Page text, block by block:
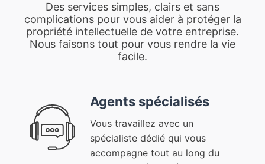
Des services simples, clairs et sans
complications pour vous aider à protéger la
propriété intellectuelle de votre entreprise.
Nous faisons tout pour vous rendre la vie
facile.
Agents spécialisés
Vous travaillez avec un
spécialiste dédié qui vous
accompagne tout au long du